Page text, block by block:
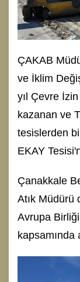
ÇAKAB
ve İklim
yıl Çevre
kazanan ve
tesislerden
EKAY
Çanakkale
Atık Müdürü
Avrupa
kapsamında